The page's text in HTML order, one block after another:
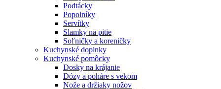
Podtácky
Popolníky
Servítky
Slamky na pitie
Soľničky a koreničky
Kuchynské doplnky
Kuchynské pomôcky
Dosky na krájanie
Dózy a poháre s vekom
Nože a držiaky nožov